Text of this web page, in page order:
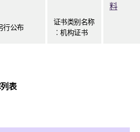
证书类别名称
︰机构证书
料
行公布
表